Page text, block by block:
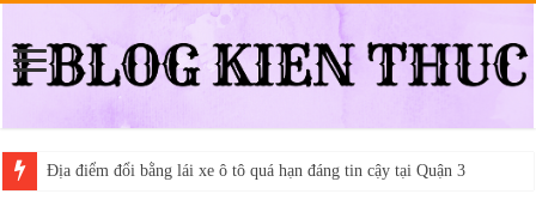
Địa điểm đổi bằng lái xe ô tô quá hạn đáng tin cậy tại Quận 3